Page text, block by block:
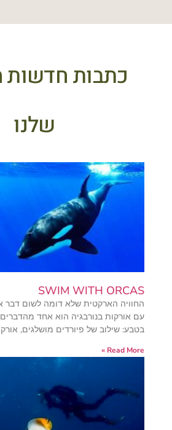
כתבות חדשות
שלנו
SWIM WITH ORCAS
החוויה הארקטית שלא דומה לשום דבר
עם אורקות בנורבגיה הוא אחד
בטבע: שילוב של פיורדים מושלגים,
Read More »